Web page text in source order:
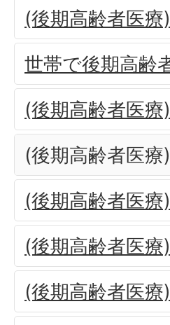
(後期高齢者医
世帯で後期高齢
(後期高齢者医
(後期高齢者医
(後期高齢者医
(後期高齢者医
(後期高齢者医